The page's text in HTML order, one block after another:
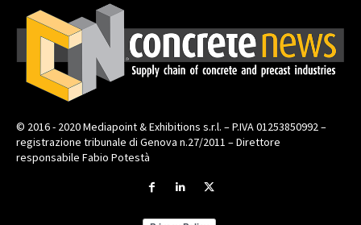
© 2016 - 2020 Mediapoint & Exhibitions s.r.l. – P.IVA 01253850992 –
registrazione tribunale di Genova n.27/2011 – Direttore
responsabile Fabio Potestà